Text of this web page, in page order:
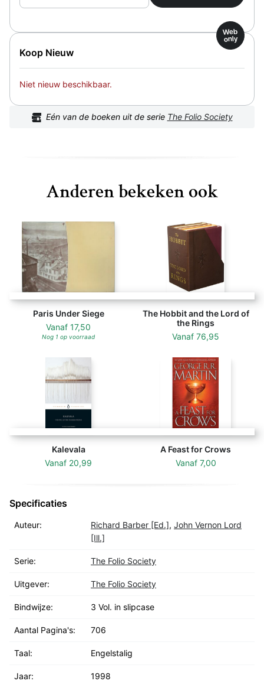
Koop Nieuw
Web
only
Niet nieuw beschikbaar.
Eén van de boeken uit de serie The Folio Society
Anderen bekeken ook
Paris Under Siege
Vanaf 17,50
Nog 1 op voorraad
The Hobbit and the Lord of
the Rings
Vanaf 76,95
Kalevala
Vanaf 20,99
A Feast for Crows
Vanaf 7,00
Specificaties
Auteur: Richard Barber [Ed.], John Vernon Lord
[Ill.]
Serie: The Folio Society
Uitgever: The Folio Society
Bindwijze: 3 Vol. in slipcase
Aantal Pagina's: 706
Taal: Engelstalig
Jaar: 1998